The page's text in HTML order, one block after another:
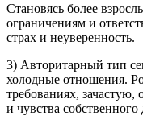
Становясь более
ограничениям и
страх и неуверенность.
3) Авторитарный тип
холодные отношения.
требованиях,
и чувства